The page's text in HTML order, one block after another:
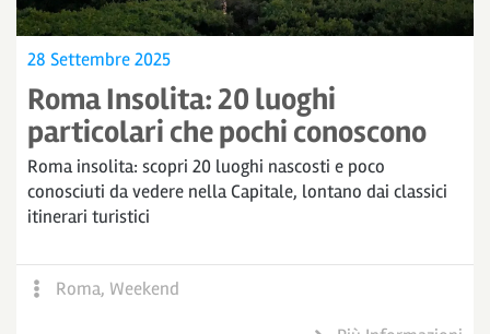
28 Settembre 2025
Roma Insolita: 20 luoghi
particolari che pochi conoscono
Roma insolita: scopri 20 luoghi nascosti e poco
conosciuti da vedere nella Capitale, lontano dai classici
itinerari turistici
Roma, Weekend